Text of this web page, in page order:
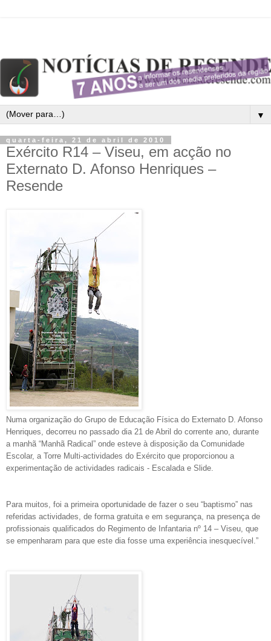
▼
quarta-feira, 21 de abril de 2010
Exército R14 – Viseu, em acção no
Externato D. Afonso Henriques –
Resende
Numa organização do Grupo de Educação Física do Externato D. Afonso
Henriques, decorreu no passado dia 21 de Abril do corrente ano, durante
a manhã “Manhã Radical” onde esteve à disposição da Comunidade
Escolar, a Torre Multi-actividades do Exército que proporcionou a
experimentação de actividades radicais - Escalada e Slide.
Para muitos, foi a primeira oportunidade de fazer o seu “baptismo” nas
referidas actividades, de forma gratuita e em segurança, na presença de
profissionais qualificados do Regimento de Infantaria nº 14 – Viseu, que
se empenharam para que este dia fosse uma experiência inesquecível.”